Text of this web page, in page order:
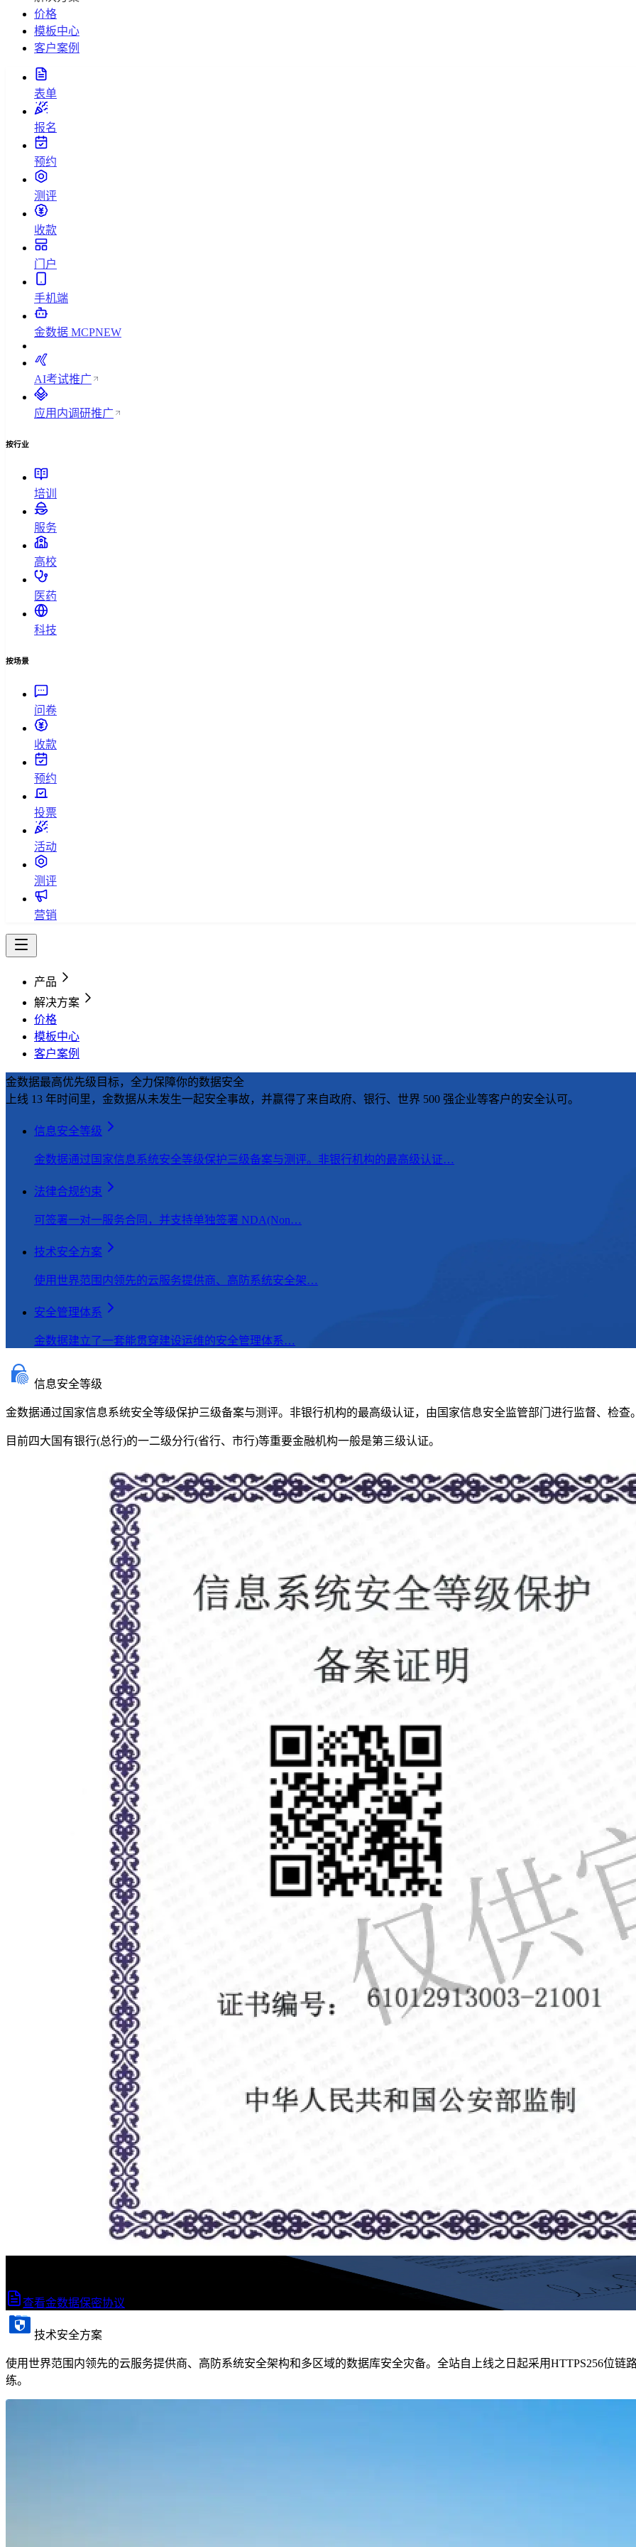
价格
模板中心
客户案例
表单
报名
预约
测评
收款
门户
手机端
金数据 MCPNEW
AI考试推广
应用内调研推广
按行业
培训
服务
高校
医药
科技
按场景
问卷
收款
预约
投票
活动
测评
营销
产品
解决方案
价格
模板中心
客户案例
金数据最高优先级目标，全力保障你的数据安全
上线 13 年时间里，金数据从未发生一起安全事故，并赢得了来自政府、银行、世界 500 强企业等客户的安全认可。
信息安全等级
金数据通过国家信息系统安全等级保护三级备案与测评。非银行机构的最高级认证…
法律合规约束
可签署一对一服务合同，并支持单独签署 NDA(Non…
技术安全方案
使用世界范围内领先的云服务提供商、高防系统安全架…
安全管理体系
金数据建立了一套能贯穿建设运维的安全管理体系…
信息安全等级
金数据通过国家信息系统安全等级保护三级备案与测评。非银行机构的最高级认证，由国家信息安全监管部门进行监督、检查
目前四大国有银行(总行)的一二级分行(省行、市行)等重要金融机构一般是第三级认证。
查看金数据保密协议
技术安全方案
使用世界范围内领先的云服务提供商、高防系统安全架构和多区域的数据库安全灾备。全站自上线之日起采用HTTPS256位链
练。